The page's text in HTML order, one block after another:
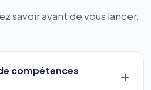
savoir avant de vous lancer.
compétences